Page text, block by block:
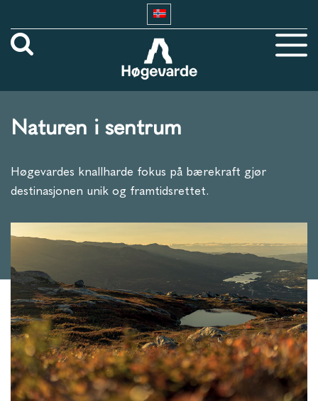
Naturen i sentrum
Høgevardes knallharde fokus på bærekraft gjør
destinasjonen unik og framtidsrettet.